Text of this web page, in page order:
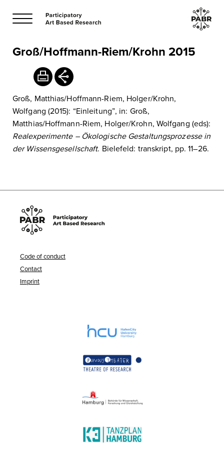
Groß/Hoffmann-Riem/Krohn 2015
Groß, Matthias/Hoffmann-Riem, Holger/Krohn,
Wolfgang (2015): “Einleitung”, in: Groß,
Matthias/Hoffmann-Riem, Holger/Krohn, Wolfgang (eds):
Realexperimente – Ökologische Gestaltungsprozesse in
der Wissensgesellschaft. Bielefeld: transkript, pp. 11–26.
Code of conduct
Contact
Imprint